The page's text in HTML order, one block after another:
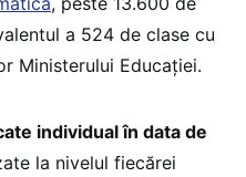
a 524 de clase cu
Ministerului Educației.
individual în data de
la nivelul fiecărei